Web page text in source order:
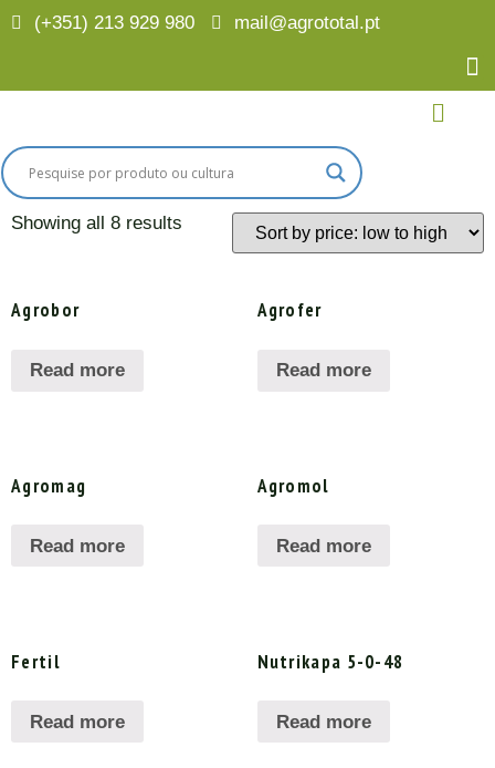
(+351) 213 929 980 mail@agrototal.pt
Nutrição
Showing all 8 results
Agrobor
Read more
Agrofer
Read more
Agromag
Read more
Agromol
Read more
Fertil
Read more
Nutrikapa 5-0-48
Read more